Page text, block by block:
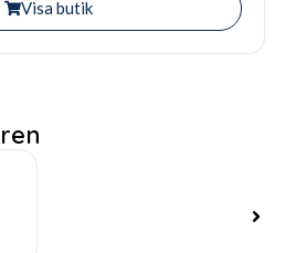
Visa butik